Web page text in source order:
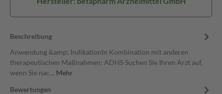
Beschreibung
Anwendung &amp; IndikationIn Kombination mit anderen
therapeutischen Maßnahmen: ADHS Suchen Sie Ihren Arzt auf,
wenn Sie nac… Mehr
Bewertungen